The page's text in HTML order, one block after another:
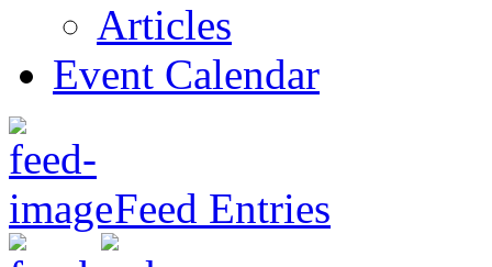
Articles
Event Calendar
Feed Entries